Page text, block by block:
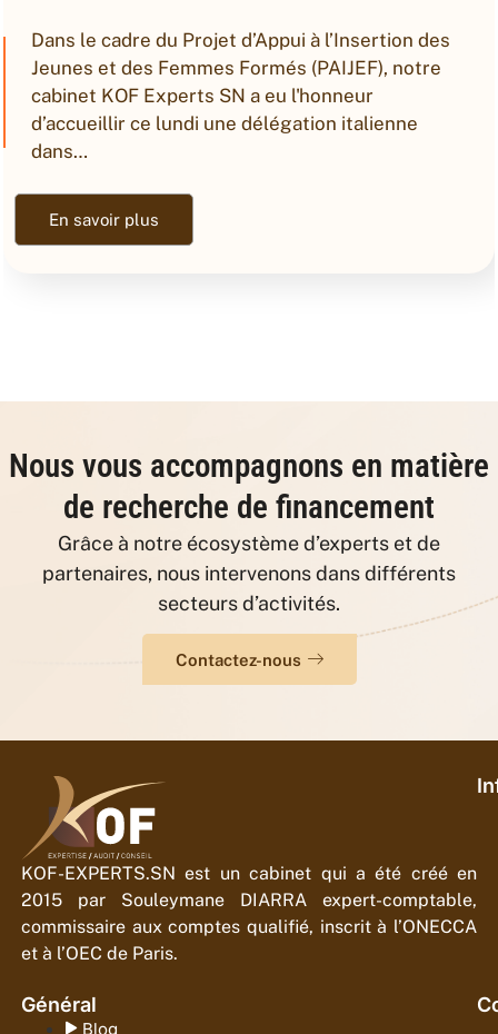
Du 18 au 20 février 2025, KOF Experts SN a eu
le plaisir de participer au Forum de la PME
Sénégalaise, organisé par l’ADEPME. Cet
événement majeur s’est tenu au…
En savoir plus
Nous vous accompagnons en matière
de recherche de financement
Grâce à notre écosystème d’experts et de
partenaires, nous intervenons dans différents
secteurs d’activités.
Contactez-nous
KOF-EXPERTS.SN est un cabinet qui a été créé en
2015 par Souleymane DIARRA expert-comptable,
commissaire aux comptes qualifié, inscrit à l’ONECCA
et à l’OEC de Paris.
Général
Blog